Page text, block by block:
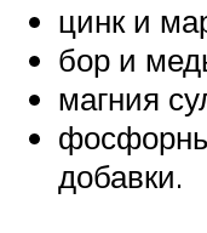
цинк и
бор и
магния
добавки.